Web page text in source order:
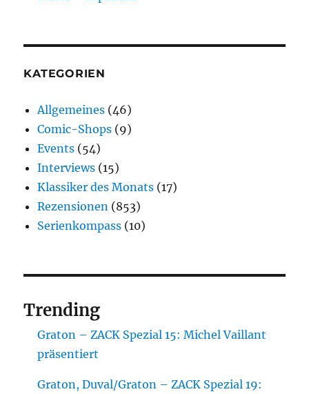
KATEGORIEN
Allgemeines (46)
Comic-Shops (9)
Events (54)
Interviews (15)
Klassiker des Monats (17)
Rezensionen (853)
Serienkompass (10)
Trending
Graton – ZACK Spezial 15: Michel Vaillant
präsentiert
Graton, Duval/Graton – ZACK Spezial 19: